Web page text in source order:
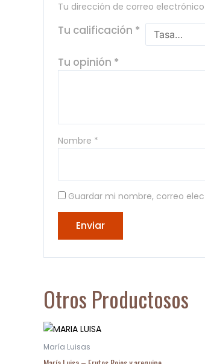
Tu dirección de correo
Tu calificación *
Tu opinión *
Nombre *
Guardar mi nombre, correo
Otros Productosos
María Luisas